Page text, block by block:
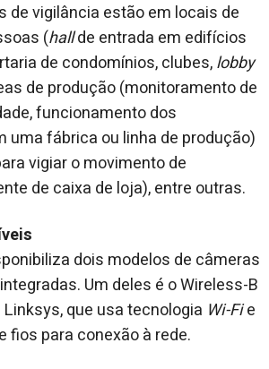
de vigilância estão em locais de
(hallde entrada em edifícios
de condomínios, clubes,lobby
de produção (monitoramento de
funcionamento dos
uma fábrica ou linha de produção)
vigiar o movimento de
de caixa de loja), entre outras.
dois modelos de câmeras
Um deles é o Wireless-B
Linksys, que usa tecnologia Wi-Fie
fios para conexão à rede.